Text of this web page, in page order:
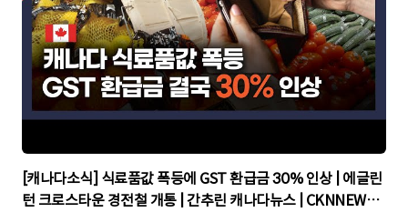
▶
[캐나다소식] 식료품값 폭등에 GST 환급금 30% 인상 | 에글린
턴 크로스타운 경전철 개통 | 간추린 캐나다뉴스 | CKNNEWS,